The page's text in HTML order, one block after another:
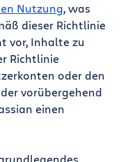
Nutzung, was
dieser Richtlinie
vor, Inhalte zu
Richtlinie
oder den
vorübergehend
einen